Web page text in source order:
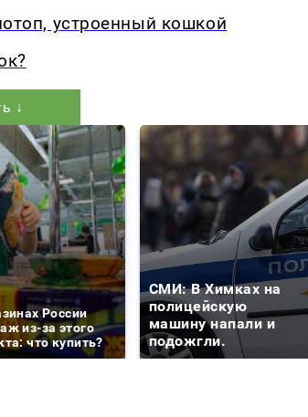
устроенный кошкой
↓
России
из-за этого
что купить?
СМИ: В Химках на
полицейскую
машину напали и
подожгли.